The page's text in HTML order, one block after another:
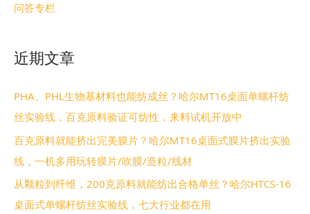
问答专栏
近期文章
PHA、PHL生物基材料也能纺成丝？哈尔MT16桌面单螺杆纺
丝实验线，百克原料验证可纺性，来料试机开放中
百克原料就能挤出完美膜片？哈尔MT16桌面式膜片挤出实验
线，一机多用玩转膜片/吹膜/造粒/线材
从颗粒到纤维，200克原料就能纺出合格单丝？哈尔HTCS-16
桌面式单螺杆纺丝实验线，七大行业都在用